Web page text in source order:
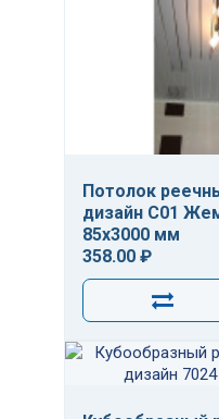
Потолок
дизайн С01
85х3000 мм
358.00 ₽